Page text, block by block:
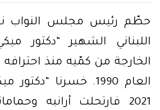
حطّم رئيس مجلس النواب
اللبناني الشهير “دكتور
الخارجة من كمّيه منذ احترافه
العام 1990. خسرنا
2021 فارتحلت أرانبه